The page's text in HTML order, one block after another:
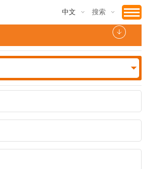
中文 搜索